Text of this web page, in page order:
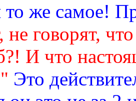
то же самое!
не говорят,
И что
Это